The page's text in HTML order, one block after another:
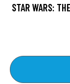
STAR WARS: